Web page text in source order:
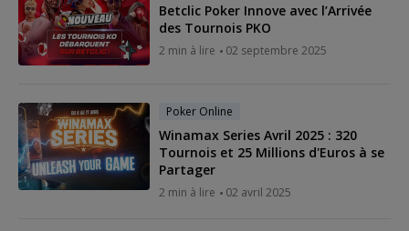
Betclic Poker Innove avec l’Arrivée
des Tournois PKO
2 min à lire 02 septembre 2025
Poker Online
Winamax Series Avril 2025 : 320
Tournois et 25 Millions d'Euros à se
Partager
2 min à lire 02 avril 2025